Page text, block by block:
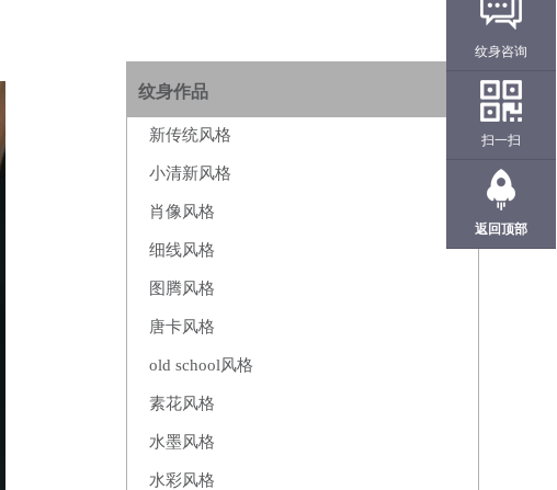
纹身作品
新传统风格
小清新风格
肖像风格
细线风格
图腾风格
唐卡风格
old school风格
素花风格
水墨风格
水彩风格
纹身咨询
扫一扫
返回顶部